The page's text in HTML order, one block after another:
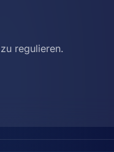
regulieren.